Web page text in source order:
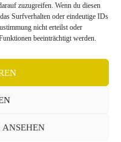
zuzugreifen. Wenn du diesen
Surfverhalten oder eindeutige IDs
nicht erteilst oder
beeinträchtigt werden.
740